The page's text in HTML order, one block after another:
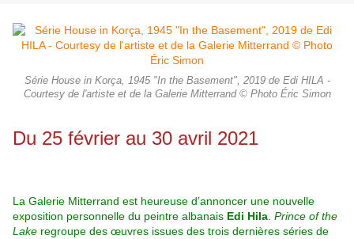
Série House in Korça, 1945 "In the Basement", 2019 de Edi HILA -
Courtesy de l'artiste et de la Galerie Mitterrand © Photo Éric Simon
Du 25 février au 30 avril 2021
La Galerie Mitterrand est heureuse d’annoncer une nouvelle
exposition personnelle du peintre albanais Edi Hila Prince of the
Lake regroupe des œuvres issues des trois dernières séries de